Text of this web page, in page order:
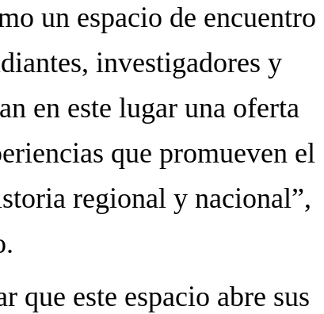
un espacio de encuentro
investigadores y
en este lugar una oferta
que promueven el
regional y nacional”,
que este espacio abre sus